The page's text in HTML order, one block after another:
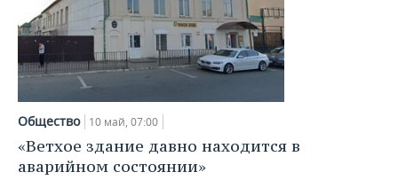
Общество 10 май, 07:00
«Ветхое здание давно находится в
аварийном состоянии»